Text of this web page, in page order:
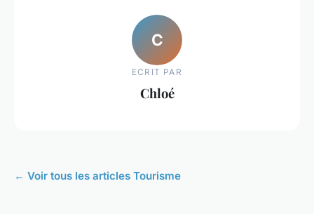
C
ECRIT PAR
Chloé
← Voir tous les articles Tourisme